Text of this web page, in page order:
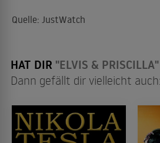
Quelle: JustWatch
HAT DIR "ELVIS & PRISCILLA"
Dann gefällt dir vielleicht auch: